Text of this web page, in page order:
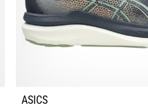
ASICS